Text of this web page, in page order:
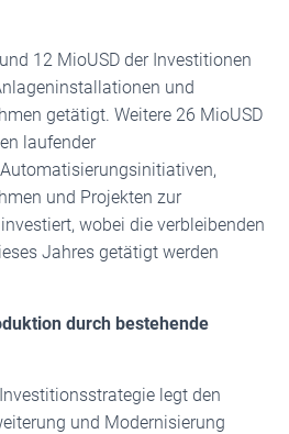
12 MioUSD der Investitionen
und
getätigt. Weitere 26 MioUSD
laufender
und Projekten zur
wobei die verbleibenden
Jahres getätigt werden
durch bestehende
legt den
und Modernisierung